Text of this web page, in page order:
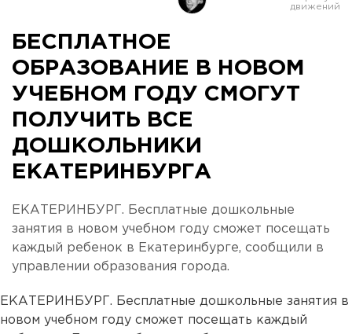
БЕСПЛАТНОЕ
ОБРАЗОВАНИЕ В НОВОМ
УЧЕБНОМ ГОДУ СМОГУТ
ПОЛУЧИТЬ ВСЕ
ДОШКОЛЬНИКИ
ЕКАТЕРИНБУРГА
ЕКАТЕРИНБУРГ. Бесплатные дошкольные
занятия в новом учебном году сможет посещать
каждый ребенок в Екатеринбурге, сообщили в
управлении образования города.
ЕКАТЕРИНБУРГ. Бесплатные дошкольные занятия в
новом учебном году сможет посещать каждый